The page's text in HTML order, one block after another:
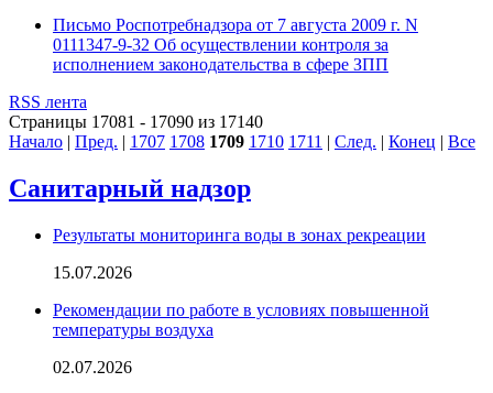
Письмо Роспотребнадзора от 7 августа 2009 г. N
0111347-9-32 Об осуществлении контроля за
исполнением законодательства в сфере ЗПП
RSS лента
Страницы 17081 - 17090 из 17140
Начало | Пред. | 1707 1708 1709 1710 1711 | След. | Конец | Все
Санитарный надзор
Результаты мониторинга воды в зонах рекреации
15.07.2026
Рекомендации по работе в условиях повышенной
температуры воздуха
02.07.2026